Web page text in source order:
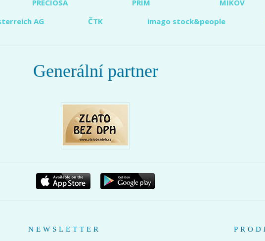
PRECIOSA PRIM MIKOV
AG ČTK imago stock&people
Generální partner
NEWSLETTER